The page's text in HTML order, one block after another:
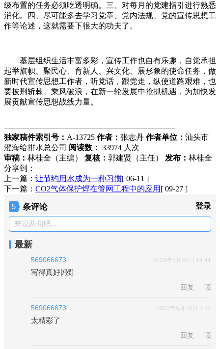
级布置的任务必须吃透明确。三、对每月的党建指引进行熟悉
消化。四、尽可能多去学习党章、党内法规、党的宣传思想工
作等论述，这就需要下很大的功夫了。
基层组织生活丰富多彩，宣传工作也自有乐趣，自觉承担
起举旗帜、聚民心、育新人、兴文化、展形象的使命任务，做
新时代宣传思想工作者，听党话，跟党走，纵使道路艰难，也
要披荆斩棘、乘风破浪，在新一轮发展中抢抓机遇，为加快发
展贡献宣传思想战线力量。
独家稿件索引号： A-13725 作者： 张志丹 作者单位： 汕头市
澄海给排水总公司 阅读数： 33974 人次
审稿： 林桂全（主编） 复核： 郭建贤（主任） 发布： 林桂全
分享到：
上一篇： 让节约用水成为一种习惯[ 06-11 ]
下一篇： CO2气体保护焊在管网工程中的应用 [ 09-27 ]
5 条评论 登录
来说两句吧...
最新
569066673 2023年5月28日 14:41
写得真好[/强]
回复 顶
569066673 2023年5月28日 3:24
太精彩了
回复 顶